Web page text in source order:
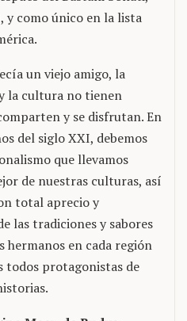
y como único en la lista
un viejo amigo, la
la cultura no tienen
y se disfrutan. En
del siglo XXI, debemos
que llevamos
de nuestras culturas, así
total aprecio y
las tradiciones y sabores
hermanos en cada región
todos protagonistas de